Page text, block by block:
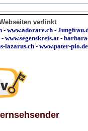
verlinkt
- www.adorare.ch -
- www.segenskreis.at-
lazarus.ch - www.pater-pio.de